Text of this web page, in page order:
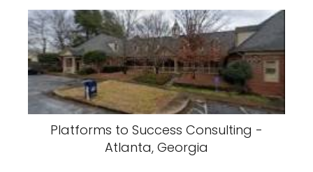
Platforms to Success Consulting -
Atlanta, Georgia